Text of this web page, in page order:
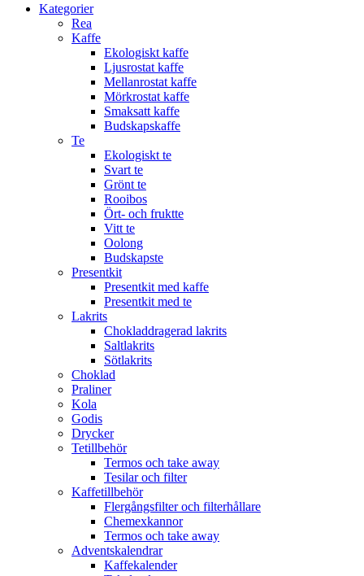
Kategorier
Rea
Kaffe
Ekologiskt kaffe
Ljusrostat kaffe
Mellanrostat kaffe
Mörkrostat kaffe
Smaksatt kaffe
Budskapskaffe
Te
Ekologiskt te
Svart te
Grönt te
Rooibos
Ört- och fruktte
Vitt te
Oolong
Budskapste
Presentkit
Presentkit med kaffe
Presentkit med te
Lakrits
Chokladdragerad lakrits
Saltlakrits
Sötlakrits
Choklad
Praliner
Kola
Godis
Drycker
Tetillbehör
Termos och take away
Tesilar och filter
Kaffetillbehör
Flergångsfilter och filterhållare
Chemexkannor
Termos och take away
Adventskalendrar
Kaffekalender